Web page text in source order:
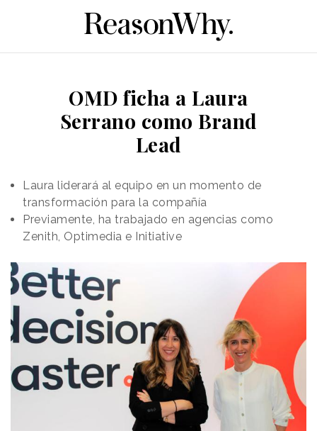
OMD ficha a Laura
Serrano como Brand
Lead
Laura liderará al equipo en un momento de
transformación para la compañía
Previamente, ha trabajado en agencias como
Zenith, Optimedia e Initiative